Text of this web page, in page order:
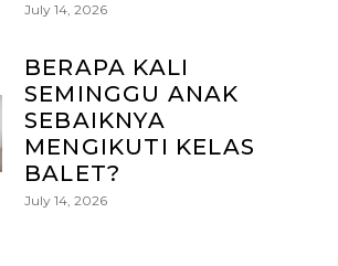
July 14, 2026
BERAPA KALI
SEMINGGU ANAK
SEBAIKNYA
MENGIKUTI KELAS
BALET?
July 14, 2026